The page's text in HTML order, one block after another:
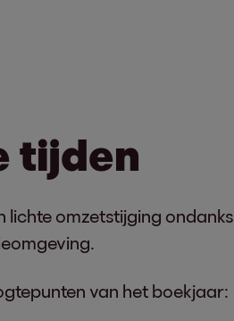
tijden
lichte omzetstijging ondanks
van het boekjaar: